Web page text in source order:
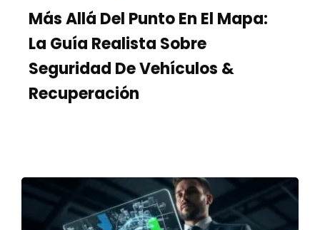
Más Allá Del Punto En El Mapa:
La Guía Realista Sobre
Seguridad De Vehículos &
Recuperación